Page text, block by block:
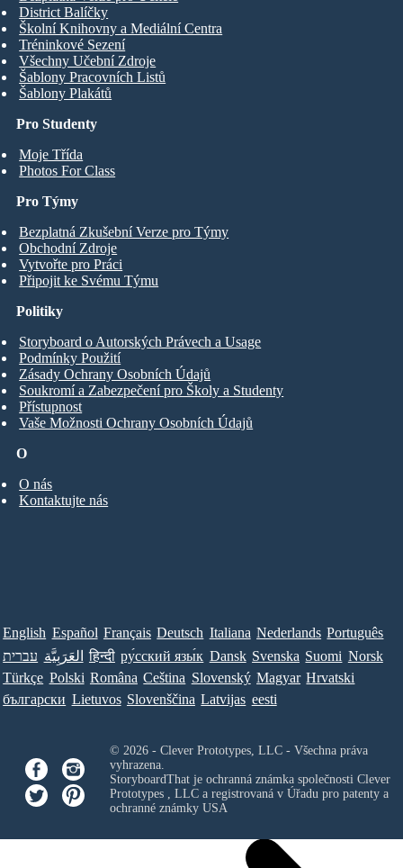
Pro Studenty
Moje Třída
Photos For Class
District Balíčky
Školní Knihovny a Mediální Centra
Tréninkové Sezení
Všechny Učební Zdroje
Šablony Pracovních Listů
Šablony Plakátů
Pro Týmy
Bezplatná Zkušební Verze pro Týmy
Obchodní Zdroje
Vytvořte pro Práci
Připojit ke Svému Týmu
O
O nás
Kontaktujte nás
Politiky
Storyboard o Autorských Právech a Usage
Podmínky Použití
Zásady Ochrany Osobních Údajů
Soukromí a Zabezpečení pro Školy a Studenty
Přístupnost
Vaše Možnosti Ochrany Osobních Údajů
English Español Français Deutsch Italiana Nederlands Português
עברית العَرَبِيَّة हिन्दी ру́сский язы́к Dansk Svenska Suomi Norsk
Türkçe Polski Româna Ceština Slovenský Magyar Hrvatski
български Lietuvos Slovenščina Latvijas eesti
© 2026 - Clever Prototypes, LLC - Všechna práva
vyhrazena.
StoryboardThat je ochranná známka společnosti Clever
Prototypes , LLCa registrovaná v Úřadu pro patenty a
ochranné známky USA